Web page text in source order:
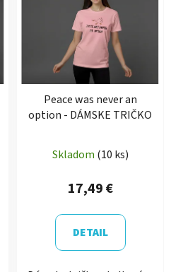
Peace was never an
option - DÁMSKE TRIČKO
Skladom (10 ks)
17,49 €
DETAIL